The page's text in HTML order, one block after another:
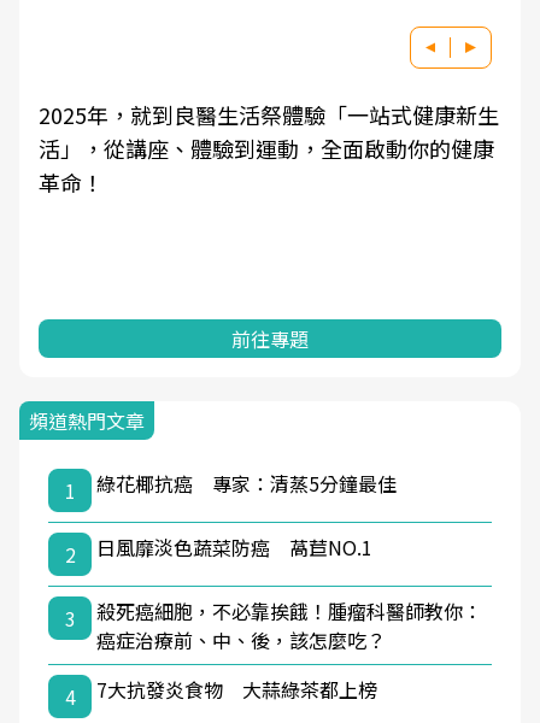
2025年，就到良醫生活祭體驗「一站式健康新生
活」，從講座、體驗到運動，全面啟動你的健康
革命！
前往專題
頻道熱門文章
1 綠花椰抗癌 專家：清蒸5分鐘最佳
2 日風靡淡色蔬菜防癌 萵苣NO.1
3
殺死癌細胞，不必靠挨餓！腫瘤科醫師教你：
癌症治療前、中、後，該怎麼吃？
4
7大抗發炎食物 大蒜綠茶都上榜